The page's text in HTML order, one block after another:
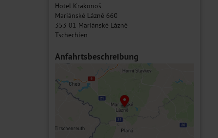
Hotel Krakonoš
Mariánské Lázně 660
353 01 Mariánské Lázně
Tschechien
Anfahrtsbeschreibung